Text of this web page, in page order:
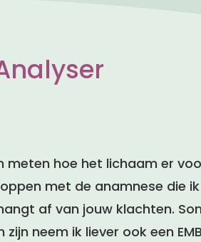
meten hoe het lichaam er
met de anamnese die
af van jouw klachten.
neem ik liever ook een